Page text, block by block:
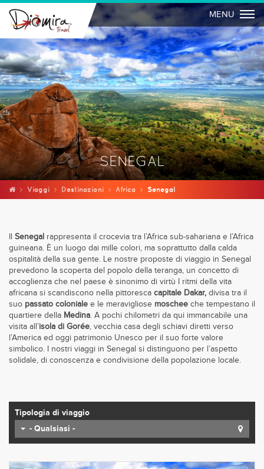
MENU
SENEGAL
Viaggi Destinazioni Africa Senegal
Senegal rappresenta il crocevia tra l’Africa sub-sahariana e l’Africa
guineana. È un luogo dai mille colori, ma soprattutto dalla calda
ospitalità della sua gente. Le nostre proposte di viaggio in Senegal
prevedono la scoperta del popolo della teranga, un concetto di
accoglienza che nel paese è sinonimo di virtù I ritmi della vita
africana si scandiscono nella pittoresca capitale Dakar, divisa tra il
suo passato coloniale e le meravigliose moschee che tempestano il
quartiere della Medina. A pochi chilometri da qui immancabile una
visita all’isola di Gorée, vecchia casa degli schiavi diretti verso
l’America ed oggi patrimonio Unesco per il suo forte valore
simbolico. I nostri viaggi in Senegal si distinguono per l’aspetto
solidale, di conoscenza e condivisione della popolazione locale.
Tipologia di viaggio
- Qualsiasi -